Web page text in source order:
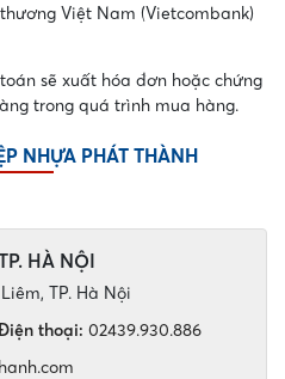
Việt Nam (Vietcombank)
sẽ xuất hóa đơn hoặc chứng
trong quá trình mua hàng.
NHỰA PHÁT THÀNH
HÀ NỘI
TP. Hà Nội
thoại: 02439.930.886